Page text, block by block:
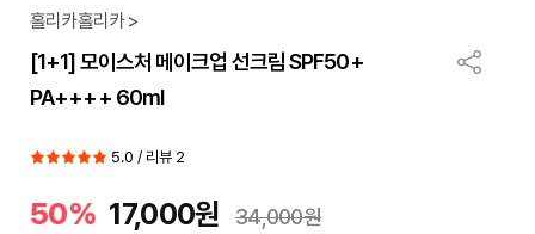
홀리카홀리카 >
[1+1] 모이스처 메이크업 선크림 SPF50+
PA++++ 60ml
5.0 / 리뷰 2
50% 17,000원 34,000원